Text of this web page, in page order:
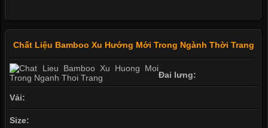
Chất Liệu Bamboo Xu Hướng Mới Trong Ngành Thời Trang
Đai lưng:
Vải:
Size: